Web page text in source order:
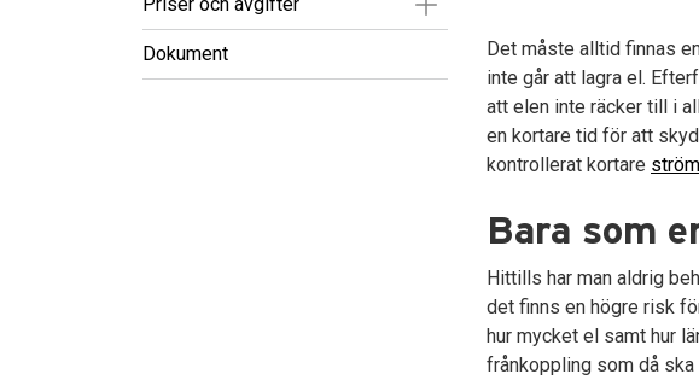
Dokument
Det måste alltid finnas
inte går att lagra el.
att elen inte räcker till i
en kortare tid för att
kontrollerat kortare
Bara som
Hittills har man aldrig
det finns en högre risk
hur mycket el samt hur
frånkoppling som då